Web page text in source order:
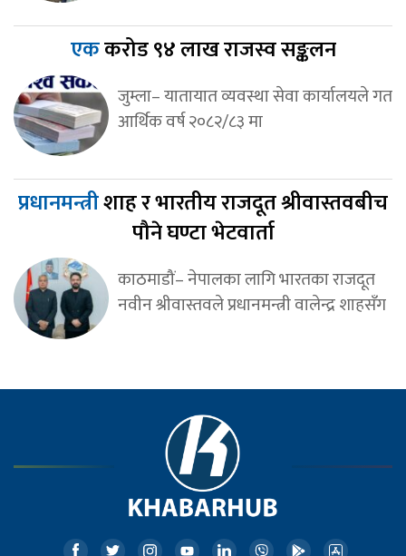
एककरोड ९४ लाख राजस्व सङ्कलन
जुम्ला– यातायात व्यवस्था सेवा कार्यालयले गत
आर्थिक वर्ष २०८२/८३ मा
प्रधानमन्त्रीशाह र भारतीय राजदूत श्रीवास्तवबीच
पौने घण्टा भेटवार्ता
काठमाडौं– नेपालका लागि भारतका राजदूत
नवीन श्रीवास्तवले प्रधानमन्त्री वालेन्द्र शाहसँग